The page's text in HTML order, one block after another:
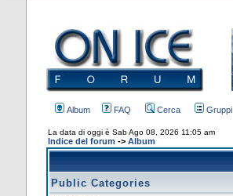
Album FAQ Cerca Gruppi
La data di oggi è Sab Ago 08, 2026 11:05 am
Indice del forum -> Album
Public Categories